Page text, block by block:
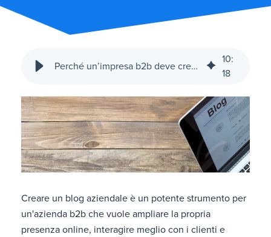
Perché un’impresa b2b deve creare un blog aziendale?
10:
18
Creare un blog aziendale è un potente strumento per
un'azienda b2b che vuole ampliare la propria
presenza online, interagire meglio con i clienti e